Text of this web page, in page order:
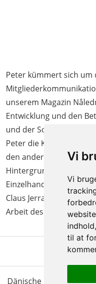
Vi
Vi
til at
Peter kümmert sich um
unserem Magazin
Entwicklung und den
und der SoMe-
Peter die
den anderen
Hintergrund als
Einzelhandel trägt
Claus Jerram
Arbeit des Verbandes
Dänische Christbäume